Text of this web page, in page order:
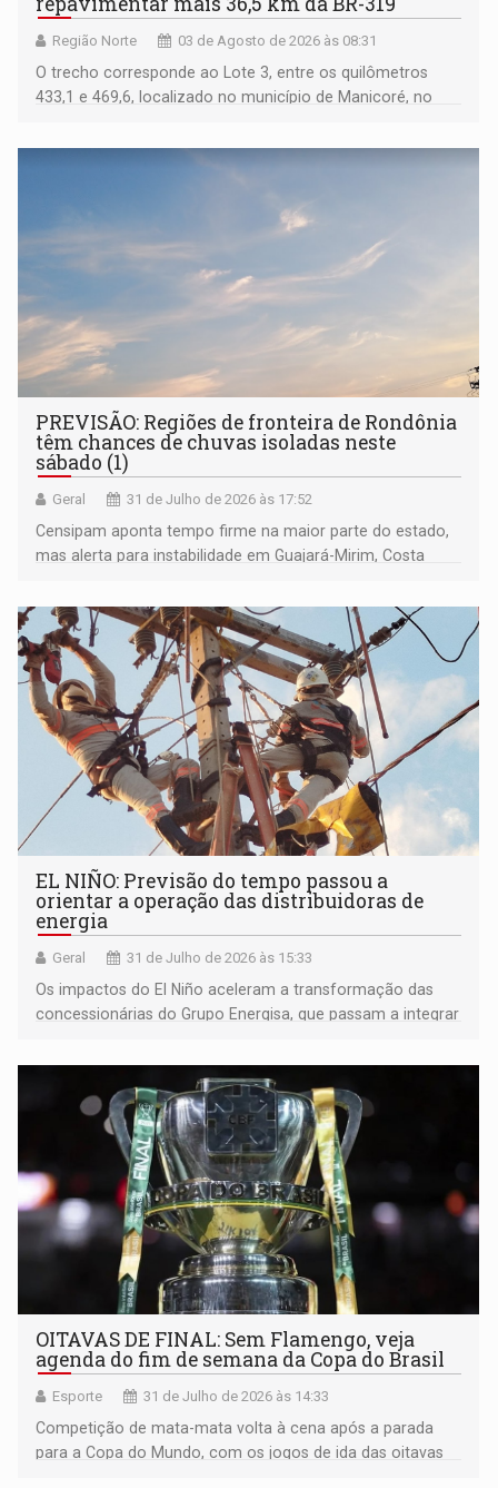
Região Norte 03 de Agosto de 2026 às 08:31
O trecho corresponde ao Lote 3, entre os quilômetros
433,1 e 469,6, localizado no município de Manicoré, no
PREVISÃO: Regiões de fronteira de Rondônia
têm chances de chuvas isoladas neste
sábado (1)
Geral 31 de Julho de 2026 às 17:52
Censipam aponta tempo firme na maior parte do estado,
mas alerta para instabilidade em Guajará-Mirim, Costa
EL NIÑO: Previsão do tempo passou a
orientar a operação das distribuidoras de
energia
Geral 31 de Julho de 2026 às 15:33
Os impactos do El Niño aceleram a transformação das
concessionárias do Grupo Energisa, que passam a integrar
gestão de risco e comunicação de crise à rotina
operacionais
OITAVAS DE FINAL: Sem Flamengo, veja
agenda do fim de semana da Copa do Brasil
Esporte 31 de Julho de 2026 às 14:33
Competição de mata-mata volta à cena após a parada
para a Copa do Mundo, com os jogos de ida das oitavas